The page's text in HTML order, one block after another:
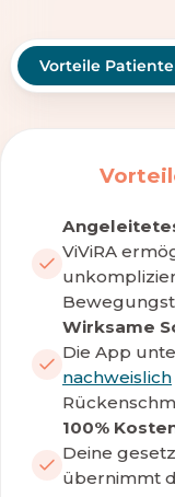
Vorteile
ViViRA
Wirksame
Die App
nachweislich
100%
Deine
übernimmt